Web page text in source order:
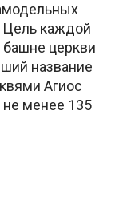
каждой
башне церкви
название
Агиос
менее 135